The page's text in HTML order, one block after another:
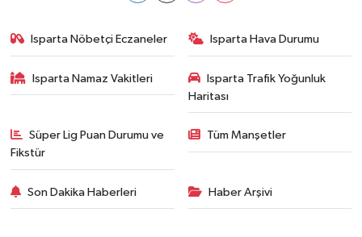
Isparta Nöbetçi Eczaneler Isparta Hava Durumu
Isparta Namaz Vakitleri
Isparta Trafik Yoğunluk
Haritası
Süper Lig Puan Durumu ve
Fikstür
Tüm Manşetler
Son Dakika Haberleri Haber Arşivi